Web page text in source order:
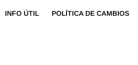
INFO ÚTIL POLÍTICA DE CAMBIOS